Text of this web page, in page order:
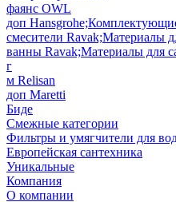
фаянс OWL
доп
смесители Ravak;Материалы
ванны Ravak;Материалы для
г
м Relisan
доп Maretti
Биде
Смежные категории
Фильтры и умягчители для
Европейская сантехника
Уникальные
Компания
О компании